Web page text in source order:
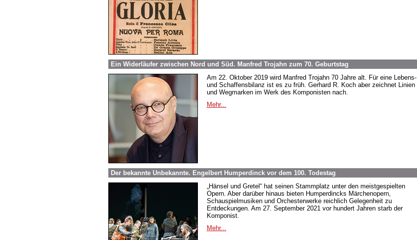
Ein Widerläufer zwischen Nord und Süd. Manfred Trojahn zum 70. Geburtstag
Am 22. Oktober 2019 wird Manfred Trojahn 70 Jahre alt. Für eine Lebens-
und Schaffensbilanz ist es zu früh. Gerhard R. Koch aber zeichnet Linien
und Wegmarken im Werk des Komponisten nach.
Mehr...
Der bekannte Unbekannte. Engelbert Humperdinck vor dem 100. Todestag
„Hänsel und Gretel“ hat seinen Stammplatz unter den meistgespielten
Opern. Aber darüber hinaus bieten Humperdincks Märchenopern,
Schauspielmusiken und Orchesterwerke reichlich Gelegenheit zu
Entdeckungen. Am 27. September 2021 vor hundert Jahren starb der
Komponist.
Mehr...